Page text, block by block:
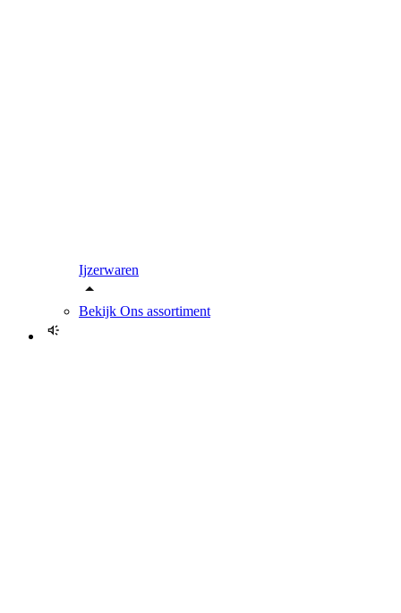
Ijzerwaren
Bekijk Ons assortiment